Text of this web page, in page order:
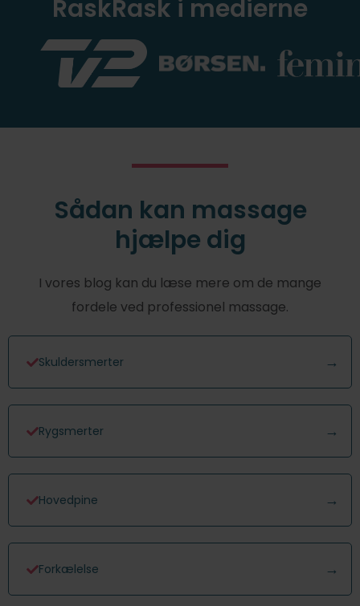
RaskRask i medierne
Sådan kan massage
hjælpe dig
I vores blog kan du læse mere om de mange
fordele ved professionel massage.
Skuldersmerter
Rygsmerter
Hovedpine
Forkælelse